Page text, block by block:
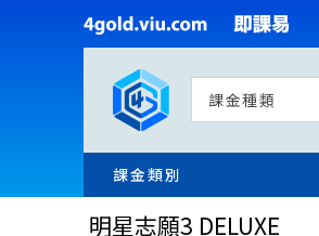
課金種類
課金類別
明星志願3 DELUXE